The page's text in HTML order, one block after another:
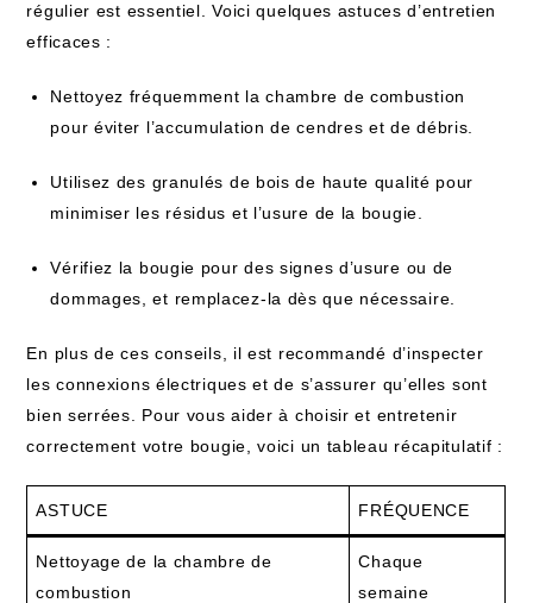
régulier est essentiel. Voici quelques astuces d’entretien
efficaces :
Nettoyez fréquemment la chambre de combustion
pour éviter l’accumulation de cendres et de débris.
Utilisez des granulés de bois de haute qualité pour
minimiser les résidus et l’usure de la bougie.
Vérifiez la bougie pour des signes d’usure ou de
dommages, et remplacez-la dès que nécessaire.
En plus de ces conseils, il est recommandé d’inspecter
les connexions électriques et de s’assurer qu’elles sont
bien serrées. Pour vous aider à choisir et entretenir
correctement votre bougie, voici un tableau récapitulatif :
ASTUCE FRÉQUENCE
Nettoyage de la chambre de
combustion
Chaque
semaine